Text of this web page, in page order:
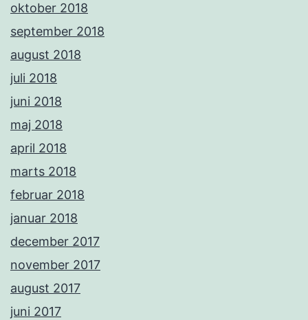
oktober 2018
september 2018
august 2018
juli 2018
juni 2018
maj 2018
april 2018
marts 2018
februar 2018
januar 2018
december 2017
november 2017
august 2017
juni 2017